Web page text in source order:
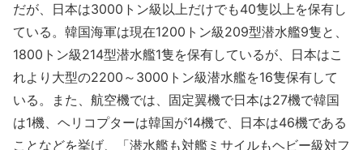
だが、日本は3000トン級以上だけでも40隻以上を保有し
ている。韓国海軍は現在1200トン級209型潜水艦9隻と、
1800トン級214型潜水艦1隻を保有しているが、日本はこ
れより大型の2200～3000トン級潜水艦を16隻保有して
いる。また、航空機では、固定翼機で日本は27機で韓国
は1機、ヘリコプターは韓国が14機で、日本は46機である
ことなどを挙げ、「潜水艦も対艦ミサイルもヘビー級対フ